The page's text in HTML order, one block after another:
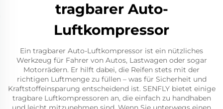
tragbarer Auto-
Luftkompressor
Ein tragbarer Auto-Luftkompressor ist ein nützliches
Werkzeug für Fahrer von Autos, Lastwagen oder sogar
Motorrädern. Er hilft dabei, die Reifen stets mit der
richtigen Luftmenge zu füllen – was für Sicherheit und
Kraftstoffeinsparung entscheidend ist. SENFLY bietet einige
tragbare Luftkompressoren an, die einfach zu handhaben